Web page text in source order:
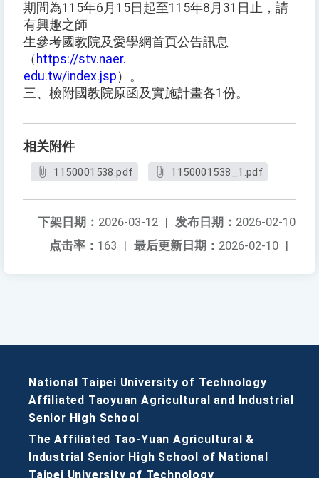
期間為115年6月15日起至115年8月31日止，請
有興趣之師
生參考國教院及愛學網首頁公告訊息
（ https://stv.naer.
edu.tw/index.jsp ）。
三、檢附國教院原函及實施計畫各1份。
相关附件
1150001538.pdf 1150001538_1.pdf
发布日期： 2026-02-10
下架日期： 2026-03-12 |
最后更新日期： 2026-02-10 |
点击率： 163 |
National Taipei University of Technology
Affiliated Taoyuan Agricultural and Industrial
Senior High School
The Affiliated Tao-Yuan Agricultural &
Industrial Senior High School of National
Taipei University of Technology